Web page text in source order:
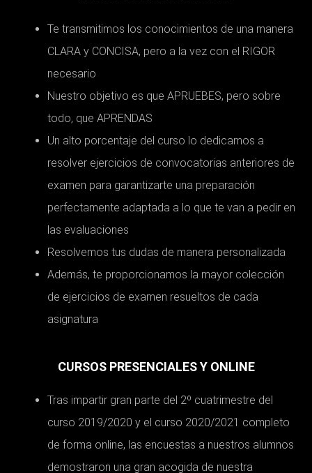
Te transmitimos los conocimientos de una manera
CLARA y CONCISA, pero a la vez con el RIGOR
necesario
Nuestro objetivo es que APRUEBES, pero sobre
todo, que APRENDAS
Un alto porcentaje del curso lo dedicamos a
resolver ejercicios de convocatorias anteriores de
examen para garantizarte una preparación
perfectamente adaptada a lo que te van a pedir en
las evaluaciones
Resolvemos tus dudas de manera personalizada
Además, te proporcionamos la mayor colección
de ejercicios de examen resueltos de cada
asignatura
CURSOS PRESENCIALES Y ONLINE
Tras impartir gran parte del 2º cuatrimestre del
curso 2019/2020 y el curso 2020/2021 completo
de forma online, las encuestas a nuestros alumnos
demostraron una gran acogida de nuestra